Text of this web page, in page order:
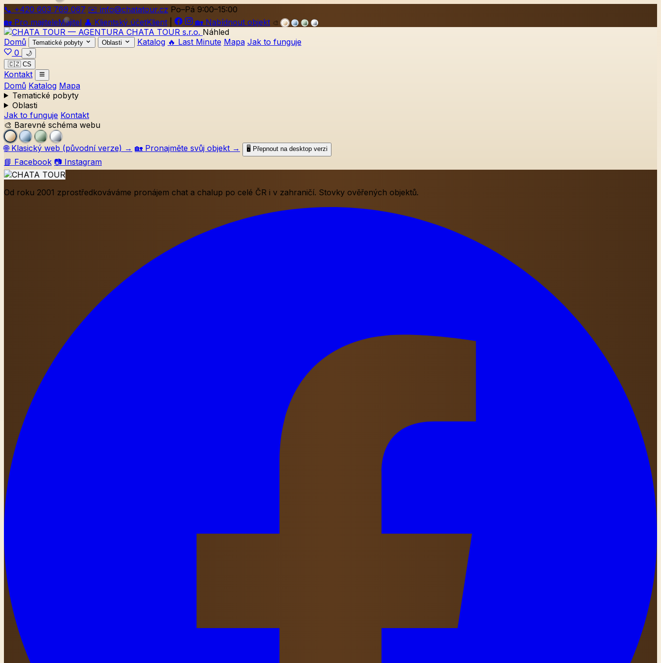
📞 +420 603 769 067 ✉️ info@chatatour.cz Po–Pá 9:00–15:00
🏡 Pro majiteleMajitel 👤 Klientský účetKlient 🏡 Nabídnout objekt 🎨
Náhled
Domů
Tematické pobyty Oblasti Katalog 🔥 Last Minute Mapa Jak to funguje
0
🌙
🇨🇿 CS
Kontakt
Domů Katalog Mapa
Tematické pobyty
Oblasti
Jak to funguje Kontakt
🎨 Barevné schéma webu
🌐 Klasický web (původní verze) → 🏡 Pronajměte svůj objekt → 🖥️ Přepnout na desktop verzi
📘 Facebook 📷 Instagram
Od roku 2001 zprostředkováváme pronájem chat a chalup po celé ČR i v zahraničí. Stovky ověřených objektů.